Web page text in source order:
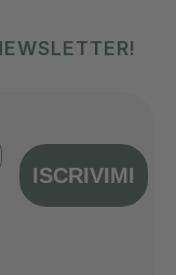
ISCRIVIMI